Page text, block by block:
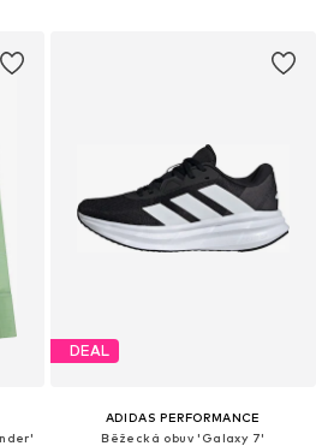
DEAL
ADIDAS PERFORMANCE
Běžecká obuv 'Galaxy 7'